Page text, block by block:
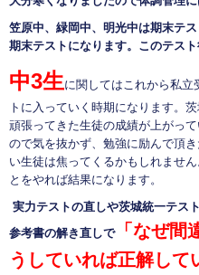
笠原中、緑岡中、明光中は期末テ
期末テストになります。このテスト
中3生に関してはこれから私立
トに入っていく時期になります。
頑張ってきた生徒の成績が上がっ
ので気を抜かず、勉強に励んで頂
い生徒は焦ってくるかもしれませ
とをやれば結果になります。
実力テストの直しや茨城統一テス
参考書の解き直しで「なぜ間
うしていれば正解して